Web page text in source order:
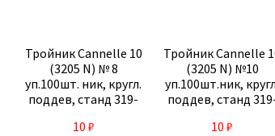
Тройник Cannelle 10
(3205 N) № 8
уп.100шт. ник, кругл.
поддев, станд 319-
10 ₽
Тройник Cannelle
(3205 N) №10
уп.100шт.ник,
поддев, станд
10₽